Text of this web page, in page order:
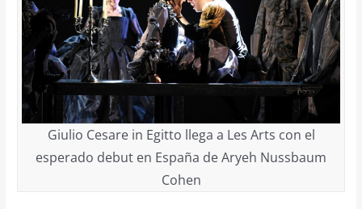
Giulio Cesare in Egitto llega a Les Arts con el
esperado debut en España de Aryeh Nussbaum
Cohen